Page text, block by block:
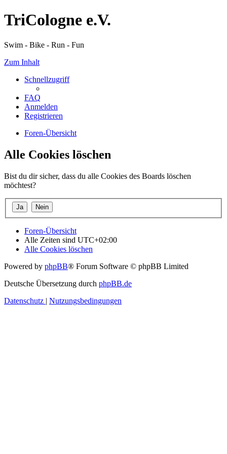
TriCologne e.V.
Swim - Bike - Run - Fun
Zum Inhalt
Schnellzugriff
FAQ
Anmelden
Registrieren
Foren-Übersicht
Alle Cookies löschen
Bist du dir sicher, dass du alle Cookies des Boards löschen
möchtest?
Foren-Übersicht
Alle Zeiten sind UTC+02:00
Alle Cookies löschen
Powered by phpBB® Forum Software © phpBB Limited
Deutsche Übersetzung durch phpBB.de
Datenschutz | Nutzungsbedingungen